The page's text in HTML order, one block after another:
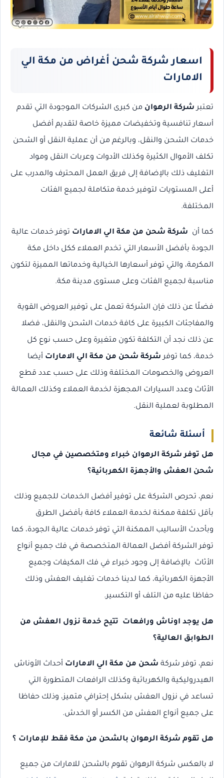
اسعار شركة شحن أغراض من مكة الي
الامارات
تعتبر شركة الرهوان من كبرى الشركات الموجودة التي تقدم
أسعار تنافسية وتخفيضات مميزة خاصة لتقديم أفضل
خدمات الشحن والنقل، وبالرغم من أن عملية النقل أو الشحن
تكلف الأموال الكثيرة وكذلك الأدوات وعربات النقل ومواد
التغليف ذلك بالإضافة إلى فريق العمل المحترف والمدرب على
أعلى المستويات لتوفير خدمة متكاملة لجميع الفئات
المختلفة.
كما أن شركة شحن من مكة الي الامارات توفر خدمات عالية
الجودة بأفضل الأسعار التي تخدم العملاء ككل داخل مكة
المكرمة، والتي توفر أسعارها الخيالية وخدماتها المميزة لتكون
مناسبة لجميع الفئات وعلى مستوى مدينة مكة.
فضلًا عن ذلك فإن الشركة تعمل على توفير العروض القوية
والمفاجئات الكبيرة على كافة خدمات الشحن والنقل، فضلا
عن ذلك نجد أن التكلفة تكون متغيرة وعلى حسب نوع كل
خدمة، كما توفر شركة شحن من مكة الي الامارات أيضا
العروض والخصومات المختلفة وذلك على حسب عدد قطع
الأثاث وعدد السيارات المجهزة لخدمة العملاء وكذلك العمالة
المطلوبة لعملية النقل.
أسئلة شائعة
هل توفر شركة الرهوان خبراء ومتخصصين في مجال
شحن العفش والأجهزة الكهربائية؟
نعم، تحرص الشركة على توفير أفضل الخدمات للجميع وذلك
بأقل تكلفة ممكنة لخدمة العملاء كافة بأفضل الطرق
وبأحدث الأساليب الممكنة التي توفر خدمات عالية الجودة، كما
توفر الشركة أفضل العمالة المتخصصة في فك جميع أنواع
الأثاث بالإضافة إلى وجود خبراء في فك المكيفات وجميع
الأجهزة الكهربائية، كما لدينا خدمات تغليف العفش وذلك
حفاظا عليه من التلف أو التكسير.
هل يوجد اوناش ورافعات تتيح خدمة نزول العفش من
الطوابق العالية؟
نعم، توفر شركة شحن من مكة الي الامارات أحداث الأوناش
الهيدروليكية والكهربائية وكذلك الرافعات المتطورة التي
تساعد في نزول العفش بشكل إحترافي متميز، وذلك حفاظا
على جميع أنواع العفش من الكسر أو الخدش.
هل تقوم شركة الرهوان بالشحن من مكة فقط للإمارات ؟
لا بالعكس شركة الرهوان تقوم بالشحن للامارات من جميع